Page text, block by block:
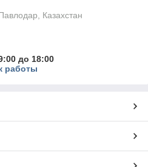
Казахстан
до 18:00
работы